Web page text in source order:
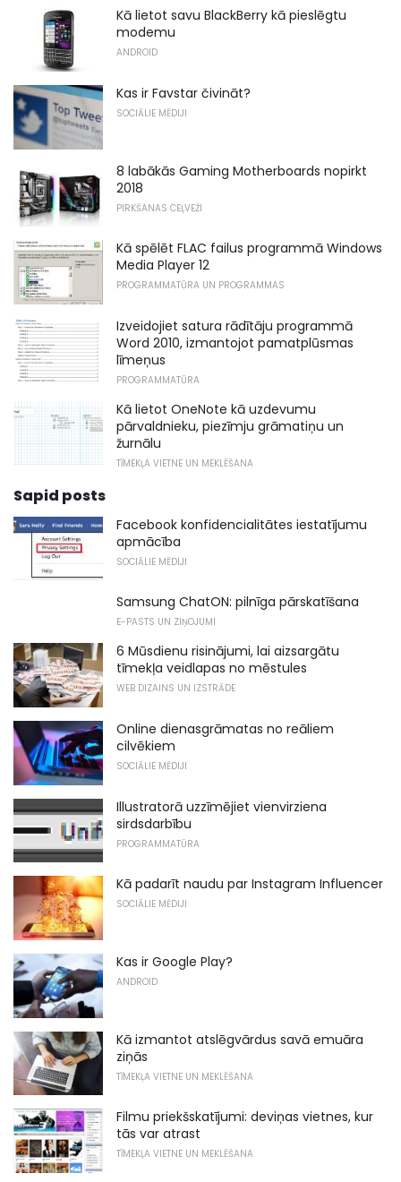
Kā lietot savu BlackBerry kā pieslēgtu
modemu
ANDROID
Kas ir Favstar čivināt?
SOCIĀLIE MĒDIJI
8 labākās Gaming Motherboards nopirkt
2018
PIRKŠANAS CEĻVEŽI
Kā spēlēt FLAC failus programmā Windows
Media Player 12
PROGRAMMATŪRA UN PROGRAMMAS
Izveidojiet satura rādītāju programmā
Word 2010, izmantojot pamatplūsmas
līmeņus
PROGRAMMATŪRA
Kā lietot OneNote kā uzdevumu
pārvaldnieku, piezīmju grāmatiņu un
žurnālu
TĪMEKĻA VIETNE UN MEKLĒŠANA
Sapid posts
Facebook konfidencialitātes iestatījumu
apmācība
SOCIĀLIE MĒDIJI
Samsung ChatON: pilnīga pārskatīšana
E-PASTS UN ZIŅOJUMI
6 Mūsdienu risinājumi, lai aizsargātu
tīmekļa veidlapas no mēstules
WEB DIZAINS UN IZSTRĀDE
Online dienasgrāmatas no reāliem
cilvēkiem
SOCIĀLIE MĒDIJI
Illustratorā uzzīmējiet vienvirziena
sirdsdarbību
PROGRAMMATŪRA
Kā padarīt naudu par Instagram Influencer
SOCIĀLIE MĒDIJI
Kas ir Google Play?
ANDROID
Kā izmantot atslēgvārdus savā emuāra
ziņās
TĪMEKĻA VIETNE UN MEKLĒŠANA
Filmu priekšskatījumi: deviņas vietnes, kur
tās var atrast
TĪMEKĻA VIETNE UN MEKLĒŠANA